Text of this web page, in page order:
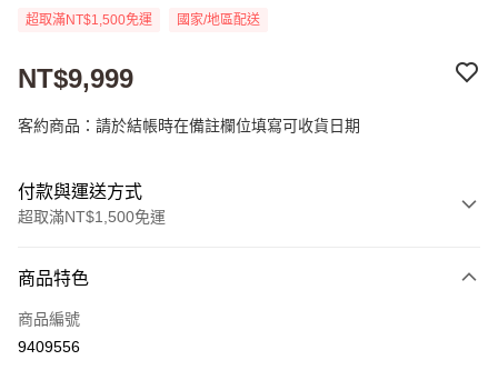
絡 ）
超取滿NT$1,500免運 國家/地區配送
NT$9,999
客約商品：請於結帳時在備註欄位填寫可收貨日期
付款與運送方式
超取滿NT$1,500免運
信用卡一次付款
超商取貨付款
商品特色
商品編號
9409556